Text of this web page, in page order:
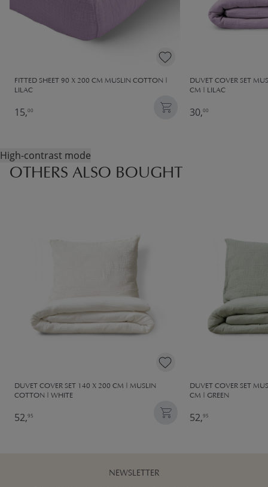
FITTED SHEET 90 X 200 CM MUSLIN COTTON |
LILAC
15,00
DUVET COVER SET
CM | LILAC
30,00
High-contrast mode
OTHERS ALSO BOUGHT
DUVET COVER SET 140 X 200 CM | MUSLIN
COTTON | WHITE
52,95
DUVET COVER SET
CM | GREEN
52,95
NEWSLETTER